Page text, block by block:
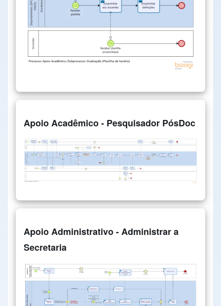
Apoio Acadêmico - Pesquisador PósDoc
Apoio Administrativo - Administrar a
Secretaria